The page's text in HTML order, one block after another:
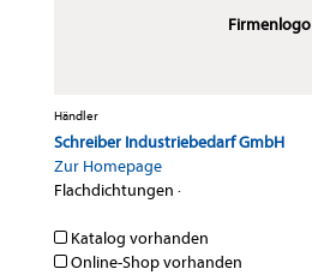
Firmenlogo
Händler
Schreiber Industriebedarf GmbH
Zur Homepage
Flachdichtungen ·
Katalog vorhanden
Online-Shop vorhanden